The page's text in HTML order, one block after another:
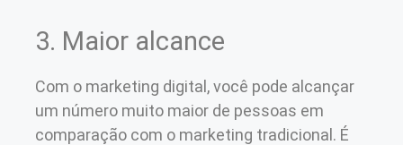
3. Maior alcance
Com o marketing digital, você pode alcançar
um número muito maior de pessoas em
comparação com o marketing tradicional. É